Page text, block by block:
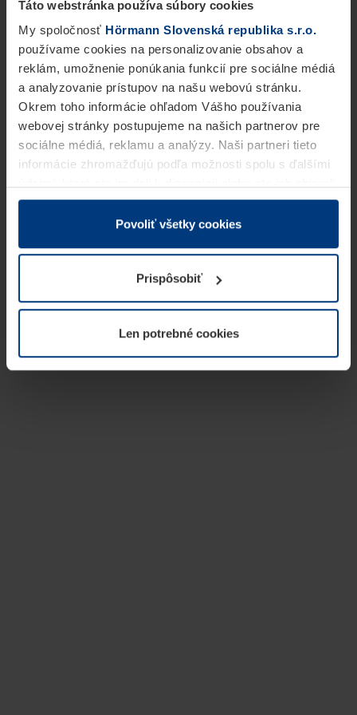
Táto webstránka používa súbory cookies
My spoločnosť Hörmann Slovenská republika s.r.o.
používame cookies na personalizovanie obsahov a
reklám, umožnenie ponúkania funkcií pre sociálne médiá
a analyzovanie prístupov na našu webovú stránku.
Okrem toho informácie ohľadom Vášho používania
webovej stránky postupujeme na našich partnerov pre
sociálne médiá, reklamu a analýzy. Naši partneri tieto
informácie zhromažďujú podľa možnosti spolu s ďalšími
v rámci Vášho využívania služieb.
Z právneho hľadiska môžeme cookies ukladať na Vašom
prevádzku tejto stránky. Pre všetky ostatné typy cookie
potrebujeme Vaše povolenie. Vaše povolenie môžete
kedykoľvek zmeniť alebo odvolať vo vysvetlení cookie
našej webovej stránky.
Povoliť všetky cookies
Prispôsobiť
Len potrebné cookies